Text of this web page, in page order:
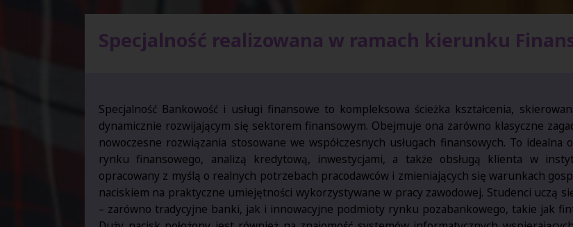
Specjalność realizowana w ramach kierunku
Specjalność Bankowość i usługi finansowe to kompleksowa ścieżka kształcenia,
dynamicznie rozwijającym się sektorem finansowym. Obejmuje ona zarówno klasyczne
nowoczesne rozwiązania stosowane we współczesnych usługach finansowych. To
rynku finansowego, analizą kredytową, inwestycjami, a także obsługą klienta w
opracowany z myślą o realnych potrzebach pracodawców i zmieniających się warunkach
naciskiem na praktyczne umiejętności wykorzystywane w pracy zawodowej. Studenci uczą
– zarówno tradycyjne banki, jak i innowacyjne podmioty rynku pozabankowego, takie jak